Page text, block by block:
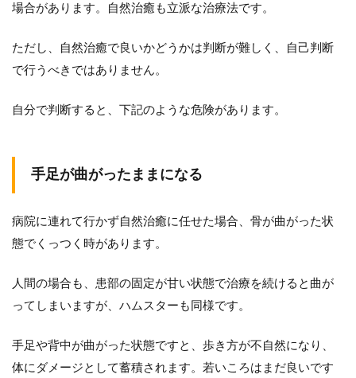
場合があります。自然治癒も立派な治療法です。
ただし、自然治癒で良いかどうかは判断が難しく、自己判断
で行うべきではありません。
自分で判断すると、下記のような危険があります。
手足が曲がったままになる
病院に連れて行かず自然治癒に任せた場合、骨が曲がった状
態でくっつく時があります。
人間の場合も、患部の固定が甘い状態で治療を続けると曲が
ってしまいますが、ハムスターも同様です。
手足や背中が曲がった状態ですと、歩き方が不自然になり、
体にダメージとして蓄積されます。若いころはまだ良いです